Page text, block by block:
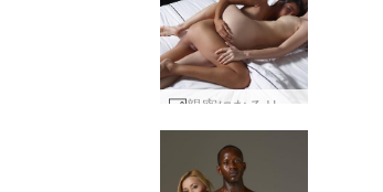
親密になるリリアンとヌーディ #14